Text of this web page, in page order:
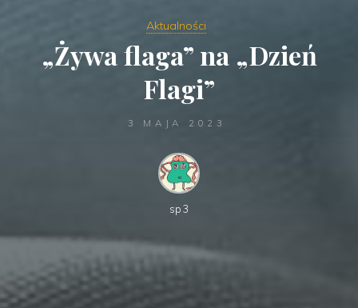
Aktualności
„Żywa flaga” na „Dzień
Flagi”
3 MAJA 2023
sp3